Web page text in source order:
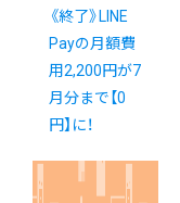
《終了》LINE
Payの月額費
用2,200円が7
月分まで【0
円】に！